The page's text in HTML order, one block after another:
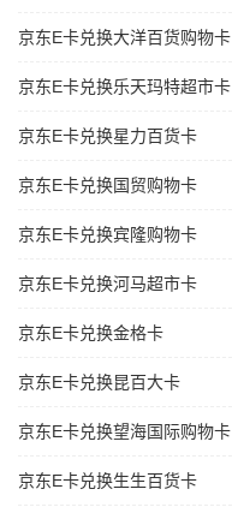
京东E卡兑换大洋百货购物卡
京东E卡兑换乐天玛特超市卡
京东E卡兑换星力百货卡
京东E卡兑换国贸购物卡
京东E卡兑换宾隆购物卡
京东E卡兑换河马超市卡
京东E卡兑换金格卡
京东E卡兑换昆百大卡
京东E卡兑换望海国际购物卡
京东E卡兑换生生百货卡